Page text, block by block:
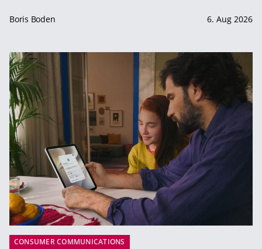
Boris Boden 6. Aug 2026
CONSUMER COMMUNICATIONS